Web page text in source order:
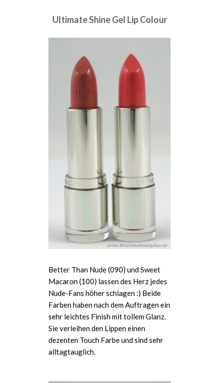
Ultimate Shine Gel Lip Colour
Better Than Nude (090) und Sweet
Macaron (100) lassen des Herz jedes
Nude-Fans höher schlagen :) Beide
Farben haben nach dem Auftragen ein
sehr leichtes Finish mit tollem Glanz.
Sie verleihen den Lippen einen
dezenten Touch Farbe und sind sehr
alltagtauglich.